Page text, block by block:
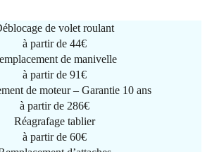
de volet roulant
à partir de 44€
de manivelle
à partir de 91€
de moteur – Garantie 10 ans
à partir de 286€
Réagrafage tablier
à partir de 60€